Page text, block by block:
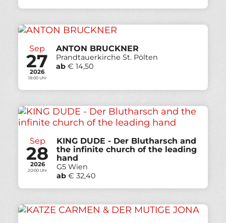
Sep
27
2026
18:00 Uhr
ANTON BRUCKNER
Prandtauerkirche St. Pölten
ab € 14,50
Sep
28
2026
20:00 Uhr
KING DUDE - Der Blutharsch and
the infinite church of the leading
hand
G5 Wien
ab € 32,40